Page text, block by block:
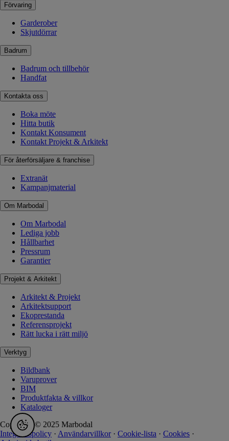
Förvaring
Garderober
Skjutdörrar
Badrum
Badrum och tillbehör
Handfat
Kontakta oss
Boka möte
Hitta butik
Kontakt Konsument
Kontakt Projekt & Arkitekt
För återförsäljare & franchise
Extranät
Kampanjmaterial
Om Marbodal
Om Marbodal
Lediga jobb
Hållbarhet
Pressrum
Garantier
Projekt & Arkitekt
Arkitekt & Projekt
Arkitektsupport
Ekoprestanda
Referensprojekt
Rätt lucka i rätt miljö
Verktyg
Bildbank
Varuprover
BIM
Produktfakta & villkor
Kataloger
Copyright © 2025 Marbodal
Integritetspolicy · Användarvillkor · Cookie-lista · Cookies ·